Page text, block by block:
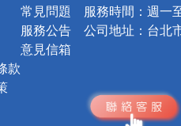
款
常見問題
服務公告
意見信箱
服務時間： 週一
公司地址： 台北